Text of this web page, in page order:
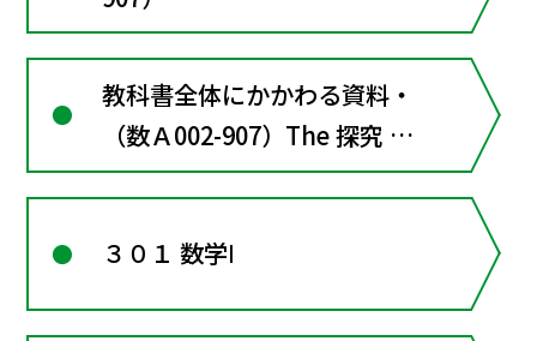
教科書全体にかかわる資料・
（数Ａ002-907）The 探究 数
学Ａ
３０１ 数学Ⅰ